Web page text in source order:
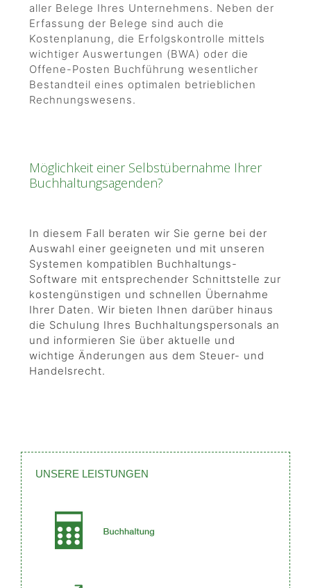
aller Belege Ihres Unternehmens. Neben der
Erfassung der Belege sind auch die
Kostenplanung, die Erfolgskontrolle mittels
wichtiger Auswertungen (BWA) oder die
Offene-Posten Buchführung wesentlicher
Bestandteil eines optimalen betrieblichen
Rechnungswesens.
Möglichkeit einer Selbstübernahme Ihrer
Buchhaltungsagenden?
In diesem Fall beraten wir Sie gerne bei der
Auswahl einer geeigneten und mit unseren
Systemen kompatiblen Buchhaltungs-
Software mit entsprechender Schnittstelle zur
kostengünstigen und schnellen Übernahme
Ihrer Daten. Wir bieten Ihnen darüber hinaus
die Schulung Ihres Buchhaltungspersonals an
und informieren Sie über aktuelle und
wichtige Änderungen aus dem Steuer- und
Handelsrecht.
UNSERE LEISTUNGEN